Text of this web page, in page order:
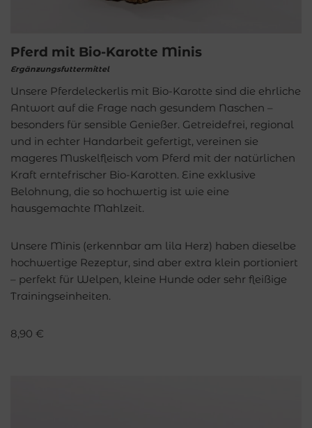
Pferd mit Bio-Karotte Minis
Ergänzungsfuttermittel
Unsere Pferdeleckerlis mit Bio-Karotte sind die ehrliche
Antwort auf die Frage nach gesundem Naschen –
besonders für sensible Genießer. Getreidefrei, regional
und in echter Handarbeit gefertigt, vereinen sie
mageres Muskelfleisch vom Pferd mit der natürlichen
Kraft erntefrischer Bio-Karotten. Eine exklusive
Belohnung, die so hochwertig ist wie eine
hausgemachte Mahlzeit.
Unsere Minis (erkennbar am lila Herz) haben dieselbe
hochwertige Rezeptur, sind aber extra klein portioniert
– perfekt für Welpen, kleine Hunde oder sehr fleißige
Trainingseinheiten.
8,90 €